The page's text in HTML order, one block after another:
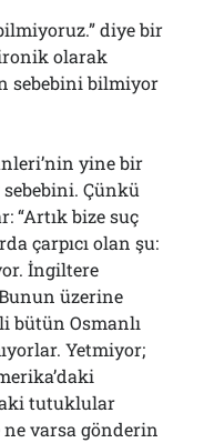
diye bir
olarak
sebebini bilmiyor
yine bir
Çünkü
“Artık bize suç
çarpıcı olan şu:
İngiltere
Bunun üzerine
bütün Osmanlı
Yetmiyor;
tutuklular
varsa gönderin